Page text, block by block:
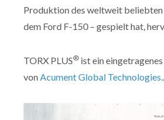
Produktion des weltweit
dem Ford F-150 – gespielt hat,
TORX PLUS® ist ein
vonAcument Global Technologies..